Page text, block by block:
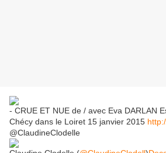
- CRUE ET NUE de / avec Eva DARLAN
Chécy dans le Loiret 15 janvier 2015
@ClaudineClodelle